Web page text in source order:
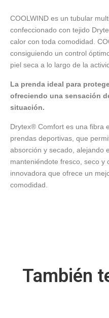
COOLWIND es un tubular
confeccionado con tejido
calor con toda comodidad.
consiguiendo un control
piel seca a lo largo de la
La prenda ideal para
ofreciendo una sensación
situación.
Drytex® Comfort es una fibra
prendas deportivas, que
absorción y secado, alejando
manteniéndote fresco, seco y
innovadora que ofrece un
comodidad.
También